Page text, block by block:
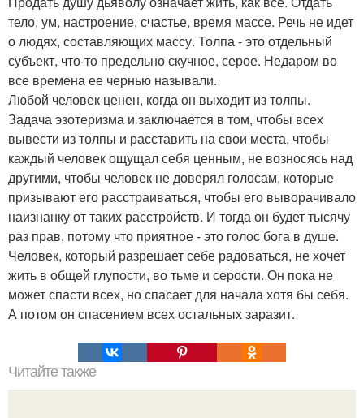
тело, ум, настроение, счастье, время массе. Речь не идет
о людях, составляющих массу. Толпа - это отдельный
субъект, что-то предельно скучное, серое. Недаром во
все времена ее чернью называли.
Любой человек ценен, когда он выходит из толпы.
Задача эзотеризма и заключается в том, чтобы всех
вывести из толпы и расставить на свои места, чтобы
каждый человек ощущал себя ценным, не возносясь над
другими, чтобы человек не доверял голосам, которые
призывают его расстраиваться, чтобы его выворачивало
наизнанку от таких расстройств. И тогда он будет тысячу
раз прав, потому что приятное - это голос бога в душе.
Человек, который разрешает себе радоваться, не хочет
жить в общей глупости, во тьме и серости. Он пока не
может спасти всех, но спасает для начала хотя бы себя.
А потом он спасением всех остальных заразит.
Читайте также